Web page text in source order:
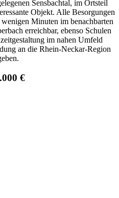
Sensbachtal, im Ortsteil
Objekt. Alle Besorgungen
Minuten im benachbarten
erreichbar, ebenso Schulen
im nahen Umfeld
an die Rhein-Neckar-Region
€